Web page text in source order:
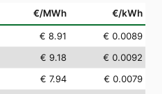
€/MWh €/kWh
€ 8.91
€ 0.0089
€ 9.18
€ 0.0092
€ 7.94
€ 0.0079